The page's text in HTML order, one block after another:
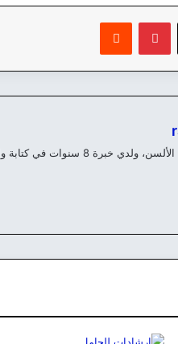
بينتيريست
العربي، عملت في أكثر من 20 موقع مختلف علي مدار السنين الماضية.